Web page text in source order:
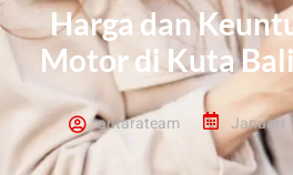
Harga dan
Motor di Kuta
antarateam Januari